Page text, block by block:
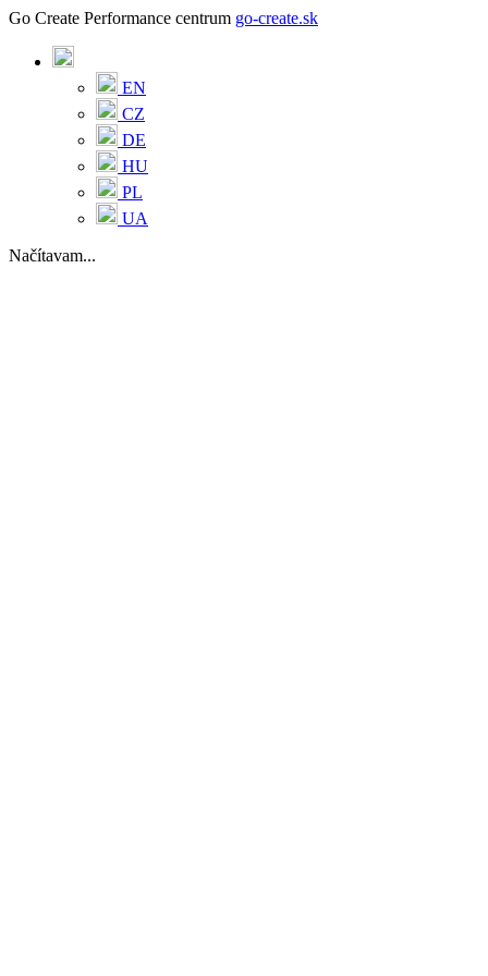
Go Create Performance centrum go-create.sk
EN
CZ
DE
HU
PL
UA
Načítavam...